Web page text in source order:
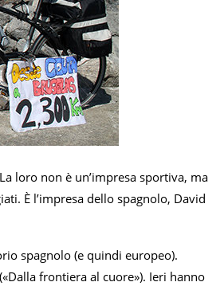
loro non è un’impresa sportiva, ma
È l’impresa dello spagnolo, David
spagnolo (e quindi europeo).
frontiera al cuore»). Ieri hanno